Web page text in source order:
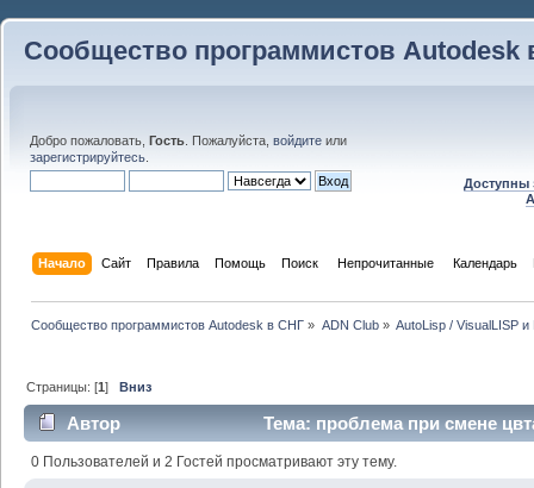
Сообщество программистов Autodesk
Добро пожаловать, Гость . Пожалуйста, войдите или
зарегистрируйтесь
Доступны
Начало Сайт Правила Помощь Поиск Непрочитанные Календарь
Сообщество программистов Autodesk в СНГ » ADN Club» AutoLisp / VisualLISP и
Страницы: [1]Вниз
Автор Тема: проблема при смене
0 Пользователей и 2 Гостей просматривают эту тему.